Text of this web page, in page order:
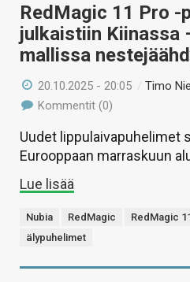
HAKU
RedMagic 11 Pro -
julkaistiin Kiinassa
mallissa
20.10.2025 - 20:05 /Timo
Kommentit (0)
Uudet lippulaivapuhelimet
Eurooppaan marraskuun
Lue lisää
Nubia RedMagic RedMagic
älypuhelimet